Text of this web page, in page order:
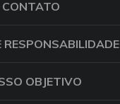
CONTATO
RESPONSABILIDADE
OBJETIVO